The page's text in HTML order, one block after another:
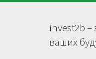
invest2b –
ваших